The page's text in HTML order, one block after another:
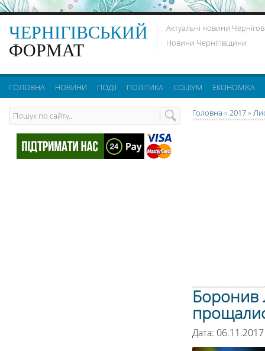
ЧЕРНІГІВСЬКИЙ
ФОРМАТ
Актуальні новини
Новини Чернігівщини
ГОЛОВНА НОВИНИ ПОДІЇ ПОЛІТИКА СОЦІУМ ЕКОНОМІКА
Головна » 2017»
Боронив
Дата: